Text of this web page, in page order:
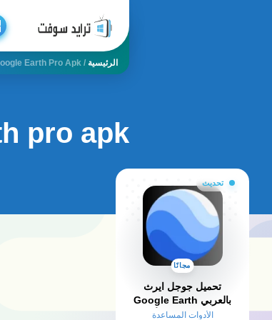
الرئيسية /
Earth Pro Apk
pro apk
تحديث
مجانًا
تحميل جوجل ايرث
بالعربي Google Earth
2025 للكمبيوتر وللأندرويدالأدوات المساعدة